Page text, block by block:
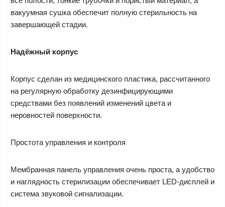
вакуумная сушка обеспечит полную стерильность на
завершающей стадии.
Надёжный корпус
Корпус сделан из медицинского пластика, рассчитанного
на регулярную обработку дезинфицирующими
средствами без появлений изменений цвета и
неровностей поверхности.
Простота управления и контроля
Мембранная панель управления очень проста, а удобство
и наглядность стерилизации обеспечивает LED-дисплей и
система звуковой сигнализации.